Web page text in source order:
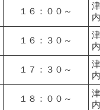
１６：００～
１６：３０～
１７：３０～
１８：００～